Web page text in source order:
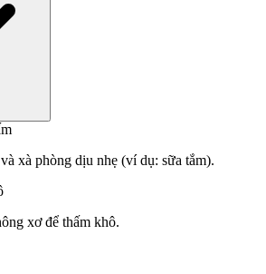
xà phòng dịu nhẹ (ví dụ: sữa tắm).
xơ để thấm khô.